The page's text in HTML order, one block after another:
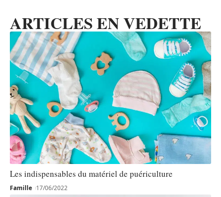
ARTICLES EN VEDETTE
Les indispensables du matériel de puériculture
Famille 17/06/2022